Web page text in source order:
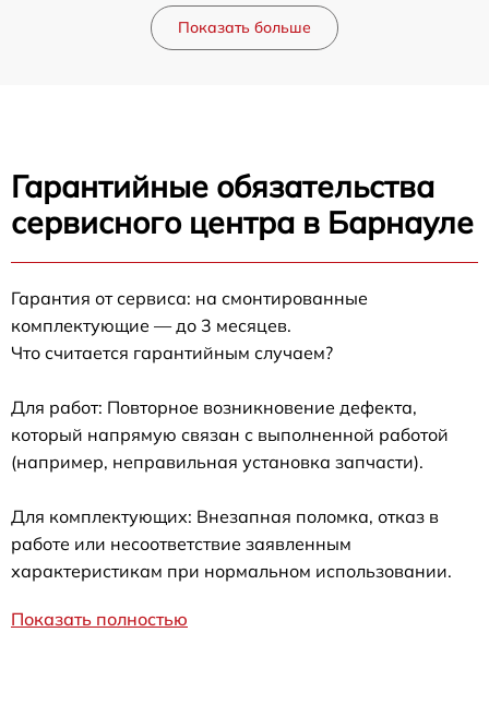
Показать больше
Гарантийные обязательства
сервисного центра в Барнауле
Гарантия от сервиса: на смонтированные
комплектующие — до 3 месяцев.
Что считается гарантийным случаем?
Для работ: Повторное возникновение дефекта,
который напрямую связан с выполненной работой
(например, неправильная установка запчасти).
Для комплектующих: Внезапная поломка, отказ в
работе или несоответствие заявленным
характеристикам при нормальном использовании.
Показать полностью